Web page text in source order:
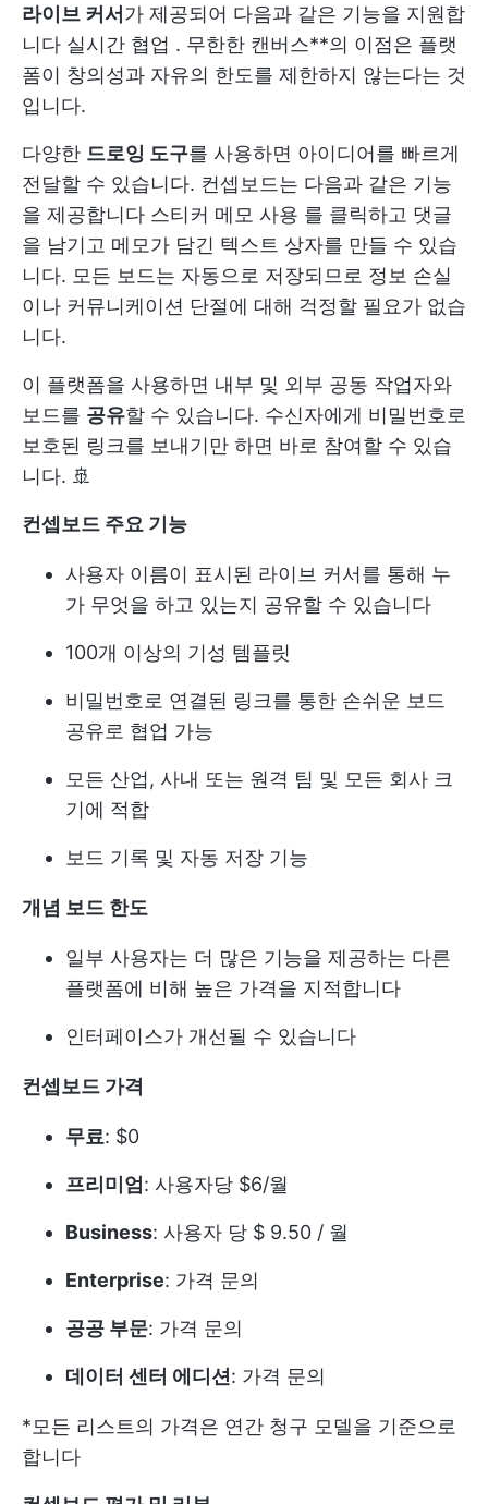
라이브 커서가 제공되어 다음과 같은 기능을 지원합
니다 실시간 협업 . 무한한 캔버스**의 이점은 플랫
폼이 창의성과 자유의 한도를 제한하지 않는다는 것
입니다.
다양한 드로잉 도구를 사용하면 아이디어를 빠르게
전달할 수 있습니다. 컨셉보드는 다음과 같은 기능
을 제공합니다 스티커 메모 사용 를 클릭하고 댓글
을 남기고 메모가 담긴 텍스트 상자를 만들 수 있습
니다. 모든 보드는 자동으로 저장되므로 정보 손실
이나 커뮤니케이션 단절에 대해 걱정할 필요가 없습
니다.
이 플랫폼을 사용하면 내부 및 외부 공동 작업자와
보드를 공유할 수 있습니다. 수신자에게 비밀번호로
보호된 링크를 보내기만 하면 바로 참여할 수 있습
니다. 🚢
컨셉보드 주요 기능
사용자 이름이 표시된 라이브 커서를 통해 누
가 무엇을 하고 있는지 공유할 수 있습니다
100개 이상의 기성 템플릿
비밀번호로 연결된 링크를 통한 손쉬운 보드
공유로 협업 가능
모든 산업, 사내 또는 원격 팀 및 모든 회사 크
기에 적합
보드 기록 및 자동 저장 기능
개념 보드 한도
일부 사용자는 더 많은 기능을 제공하는 다른
플랫폼에 비해 높은 가격을 지적합니다
인터페이스가 개선될 수 있습니다
컨셉보드 가격
무료: $0
프리미엄: 사용자당 $6/월
Business: 사용자 당 $ 9.50 / 월
Enterprise: 가격 문의
공공 부문: 가격 문의
데이터 센터 에디션: 가격 문의
*모든 리스트의 가격은 연간 청구 모델을 기준으로
합니다